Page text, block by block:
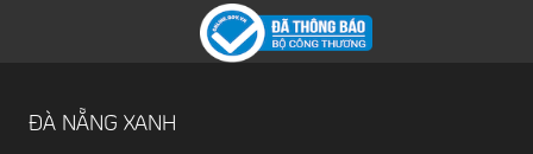
ĐÀ NẴNG XANH